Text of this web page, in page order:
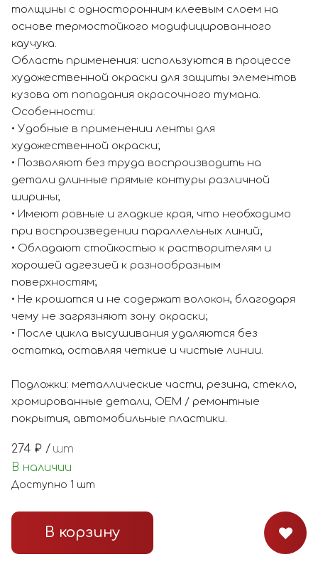
толщины с односторонним клеевым слоем на
основе термостойкого модифицированного
каучука.
Область применения: используются в процессе
художественной окраски для защиты элементов
кузова от попадания окрасочного тумана.
Особенности:
• Удобные в применении ленты для
художественной окраски;
• Позволяют без труда воспроизводить на
детали длинные прямые контуры различной
ширины;
• Имеют ровные и гладкие края, что необходимо
при воспроизведении параллельных линий;
• Обладают стойкостью к растворителям и
хорошей адгезией к разнообразным
поверхностям;
• Не крошатся и не содержат волокон, благодаря
чему не загрязняют зону окраски;
• После цикла высушивания удаляются без
остатка, оставляя четкие и чистые линии.
Подложки: металлические части, резина, стекло,
хромированные детали, OEM / ремонтные
покрытия, автомобильные пластики.
274 ₽ / шт
В наличии
Доступно 1 шт
В корзину